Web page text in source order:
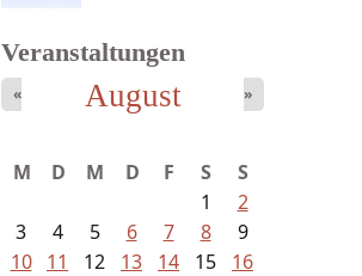
Lachverbot...
Veranstaltungen
August
« »
M D M D F S
S
1
2
3
4 5 6 7 8
9
10
11 12 13 14 15
16